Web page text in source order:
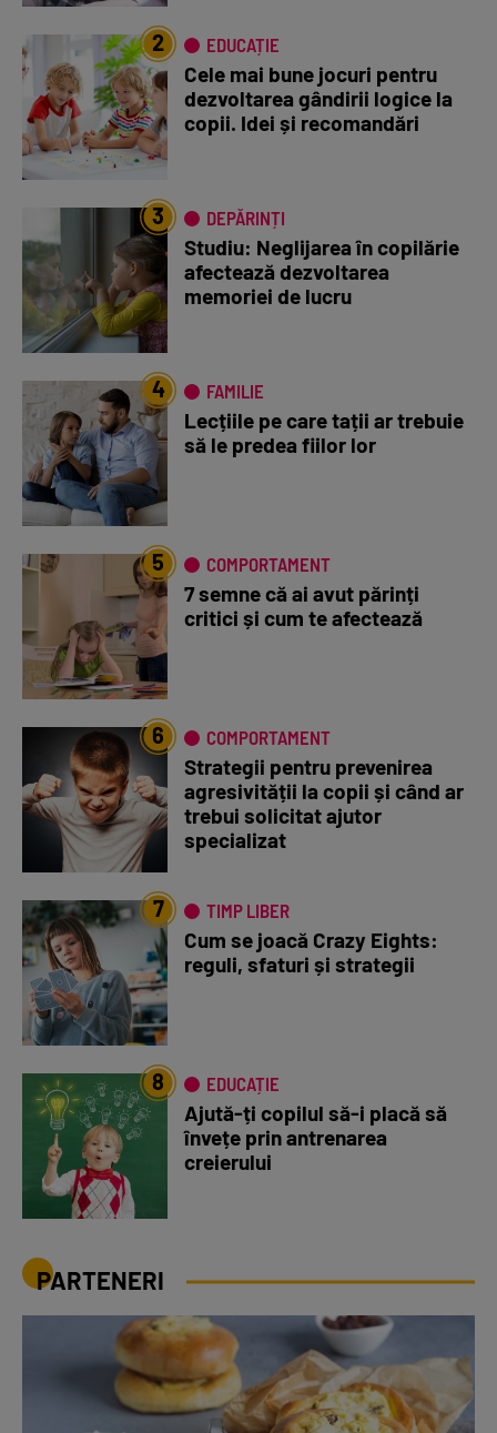
2 EDUCAȚIE
Cele mai bune jocuri pentru
dezvoltarea gândirii logice la
copii. Idei și recomandări
3 DEPĂRINȚI
Studiu: Neglijarea în copilărie
afectează dezvoltarea
memoriei de lucru
4 FAMILIE
Lecțiile pe care tații ar trebuie
să le predea fiilor lor
5 COMPORTAMENT
7 semne că ai avut părinți
critici și cum te afectează
6 COMPORTAMENT
Strategii pentru prevenirea
agresivității la copii și când ar
trebui solicitat ajutor
specializat
7 TIMP LIBER
Cum se joacă Crazy Eights:
reguli, sfaturi și strategii
8 EDUCAȚIE
Ajută-ți copilul să-i placă să
învețe prin antrenarea
creierului
PARTENERI